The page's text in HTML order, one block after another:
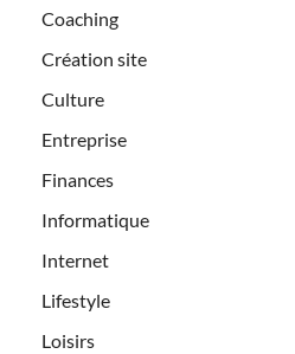
Coaching
Création site
Culture
Entreprise
Finances
Informatique
Internet
Lifestyle
Loisirs